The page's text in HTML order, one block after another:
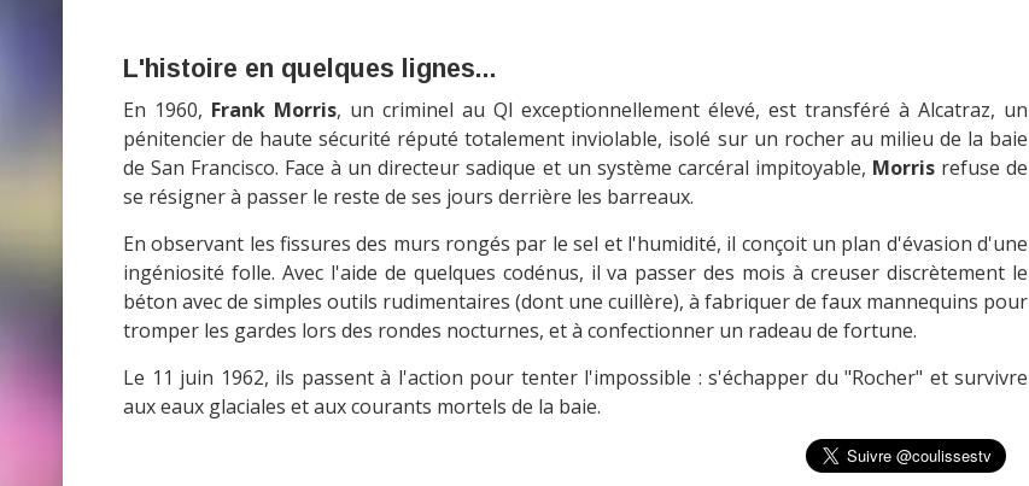
L'histoire en quelques lignes...
En 1960, Frank Morris, un criminel au QI exceptionnellement élevé, est transféré à Alcatraz, un
pénitencier de haute sécurité réputé totalement inviolable, isolé sur un rocher au milieu de la baie
de San Francisco. Face à un directeur sadique et un système carcéral impitoyable, Morrisrefuse de
se résigner à passer le reste de ses jours derrière les barreaux.
En observant les fissures des murs rongés par le sel et l'humidité, il conçoit un plan d'évasion d'une
ingéniosité folle. Avec l'aide de quelques codénus, il va passer des mois à creuser discrètement le
béton avec de simples outils rudimentaires (dont une cuillère), à fabriquer de faux mannequins pour
tromper les gardes lors des rondes nocturnes, et à confectionner un radeau de fortune.
Le 11 juin 1962, ils passent à l'action pour tenter l'impossible : s'échapper du "Rocher" et survivre
aux eaux glaciales et aux courants mortels de la baie.